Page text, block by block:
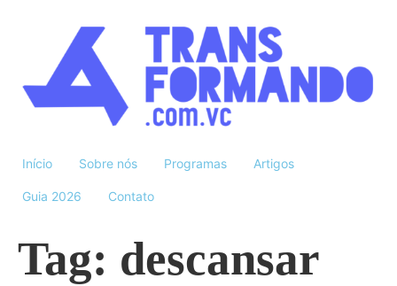
Início Sobre nós Programas Artigos
Guia 2026 Contato
Tag: descansar